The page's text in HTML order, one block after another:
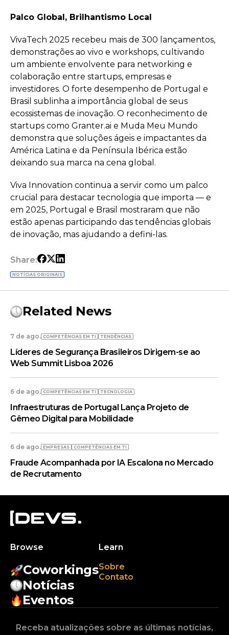
Palco Global, Brilhantismo Local
VivaTech 2025 recebeu mais de 300 lançamentos,
demonstrações ao vivo e workshops, cultivando
um ambiente envolvente para networking e
colaboração entre startups, empresas e
investidores. O forte desempenho de Portugal e
Brasil sublinha a importância global de seus
ecossistemas de inovação. O reconhecimento de
startups como Granter.ai e Muda Meu Mundo
demonstra que soluções ágeis e impactantes da
América Latina e da Península Ibérica estão
deixando sua marca na cena global.
Viva Innovation continua a servir como um palco
crucial para destacar tecnologia que importa — e
em 2025, Portugal e Brasil mostraram que não
estão apenas participando das tendências globais
de inovação, mas ajudando a defini-las.
Share:
NOTÍCIAS ORIGINAIS
Related News
7 de ago. COMPETÊNCIAS EM TI TENDÊNCIAS
Líderes de Segurança Brasileiros Dirigem-se ao
Web Summit Lisboa 2026
6 de ago. COMPETÊNCIAS EM TI TECNOLOGIA
Infraestruturas de Portugal Lança Projeto de
Gêmeo Digital para Mobilidade
6 de ago. EMPRESAS COMPETÊNCIAS EM TI
Fraude Acompanhada por IA Escalona no Mercado
de Recrutamento
Browse
Coworkings
Notícias
Eventos
Learn
Sobre
Contato
Receba atualizações sobre as últimas notícias,